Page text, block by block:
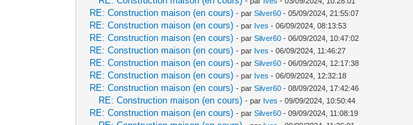
RE: Construction maison (en cours) - parSilver60 - 05/09/2024, 21:55:07
RE: Construction maison (en cours) - par Ives - 06/09/2024, 08:13:53
RE: Construction maison (en cours) - parSilver60 - 06/09/2024, 10:47:02
RE: Construction maison (en cours) - par Ives - 06/09/2024, 11:46:27
RE: Construction maison (en cours) - parSilver60 - 06/09/2024, 12:17:38
RE: Construction maison (en cours) - par Ives - 06/09/2024, 12:32:18
RE: Construction maison (en cours) - parSilver60 - 08/09/2024, 17:42:46
RE: Construction maison (en cours) - par Ives - 09/09/2024, 10:50:44
RE: Construction maison (en cours) - parSilver60 - 09/09/2024, 11:08:19